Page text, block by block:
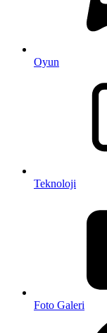
Oyun
Teknoloji
Foto Galeri